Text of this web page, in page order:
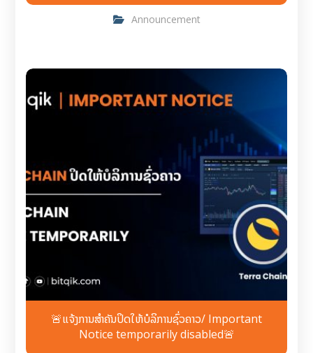
Announcement
🚨ແຈ້ງການສຳຄັນປິດໃຫ້ບໍລິການຊົ່ວຄາວ/ Important
Notice temporarily disabled🚨